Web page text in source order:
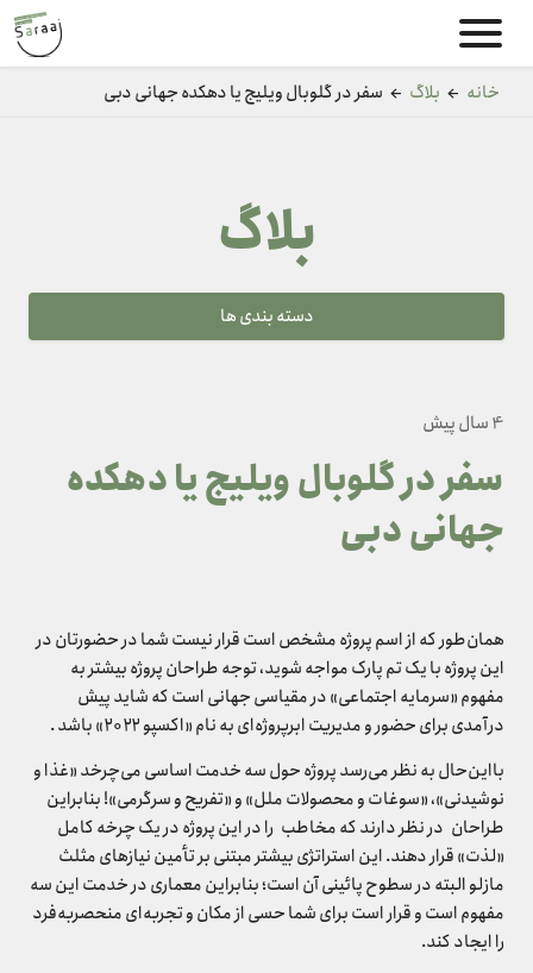
خانه ← بلاگ ← سفر در گلوبال ویلیج یا دهکده جهانی دبی
بلاگ
دسته بندی ها
4 سال پیش
سفر در گلوبال ویلیج یا دهکده
جهانی دبی
همان‌طور که از اسم پروژه مشخص است قرار نیست شما در حضورتان در
این پروژه با یک تم پارک مواجه شوید، توجه طراحان پروژه بیشتر به
مفهوم «سرمایه اجتماعی» در مقیاسی جهانی است که شاید پیش
درآمدی برای حضور و مدیریت ابرپروژه‌ای به نام «اکسپو ۲۰۲۲» باشد .
بااین‌حال به نظر می‌رسد پروژه حول سه خدمت اساسی می‌چرخد «غذا و
نوشیدنی»، «سوغات و محصولات ملل» و «تفریح و سرگرمی»! بنابراین
طراحان در نظر دارند که مخاطب را در این پروژه در یک چرخه کامل
«لذت» قرار دهند. این استراتژی بیشتر مبتنی بر تأمین نیازهای مثلث
مازلو البته در سطوح پائینی آن است؛ بنابراین معماری در خدمت این سه
مفهوم است و قرار است برای شما حسی از مکان و تجربه‌ای منحصربه‌فرد
را ایجاد کند.